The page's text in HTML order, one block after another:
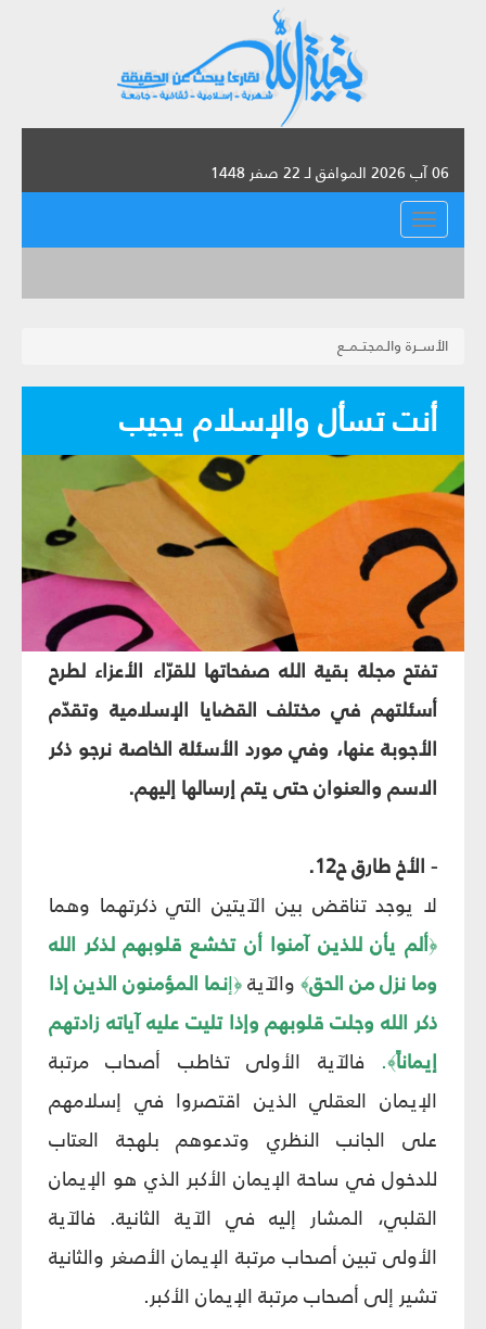
06 آب 2026 الموافق لـ 22 صفر 1448
القائمة
الأســرة والـمجتــمــع
أنت تسأل والإسلام يجيب‏
تفتح مجلة بقية الله صفحاتها للقرّاء الأعزاء لطرح
أسئلتهم في مختلف القضايا الإسلامية وتقدّم
الأجوبة عنها، وفي مورد الأسئلة الخاصة نرجو ذكر
الاسم والعنوان حتى يتم إرسالها إليهم.
- الأخ طارق ح‏12.
لا يوجد تناقض بين الآيتين التي ذكرتهما وهما
﴿ألم يأن للذين آمنوا أن تخشع قلوبهم لذكر الله
وما نزل من الحق﴾ والآية ﴿إنما المؤمنون الذين إذا
ذكر الله وجلت قلوبهم وإذا تليت عليه آياته زادتهم
إيماناً﴾. فالآية الأولى تخاطب أصحاب مرتبة
الإيمان العقلي الذين اقتصروا في إسلامهم
على الجانب النظري وتدعوهم بلهجة العتاب
للدخول في ساحة الإيمان الأكبر الذي هو الإيمان
القلبي، المشار إليه في الآية الثانية. فالآية
الأولى تبين أصحاب مرتبة الإيمان الأصغر والثانية
تشير إلى أصحاب مرتبة الإيمان الأكبر.